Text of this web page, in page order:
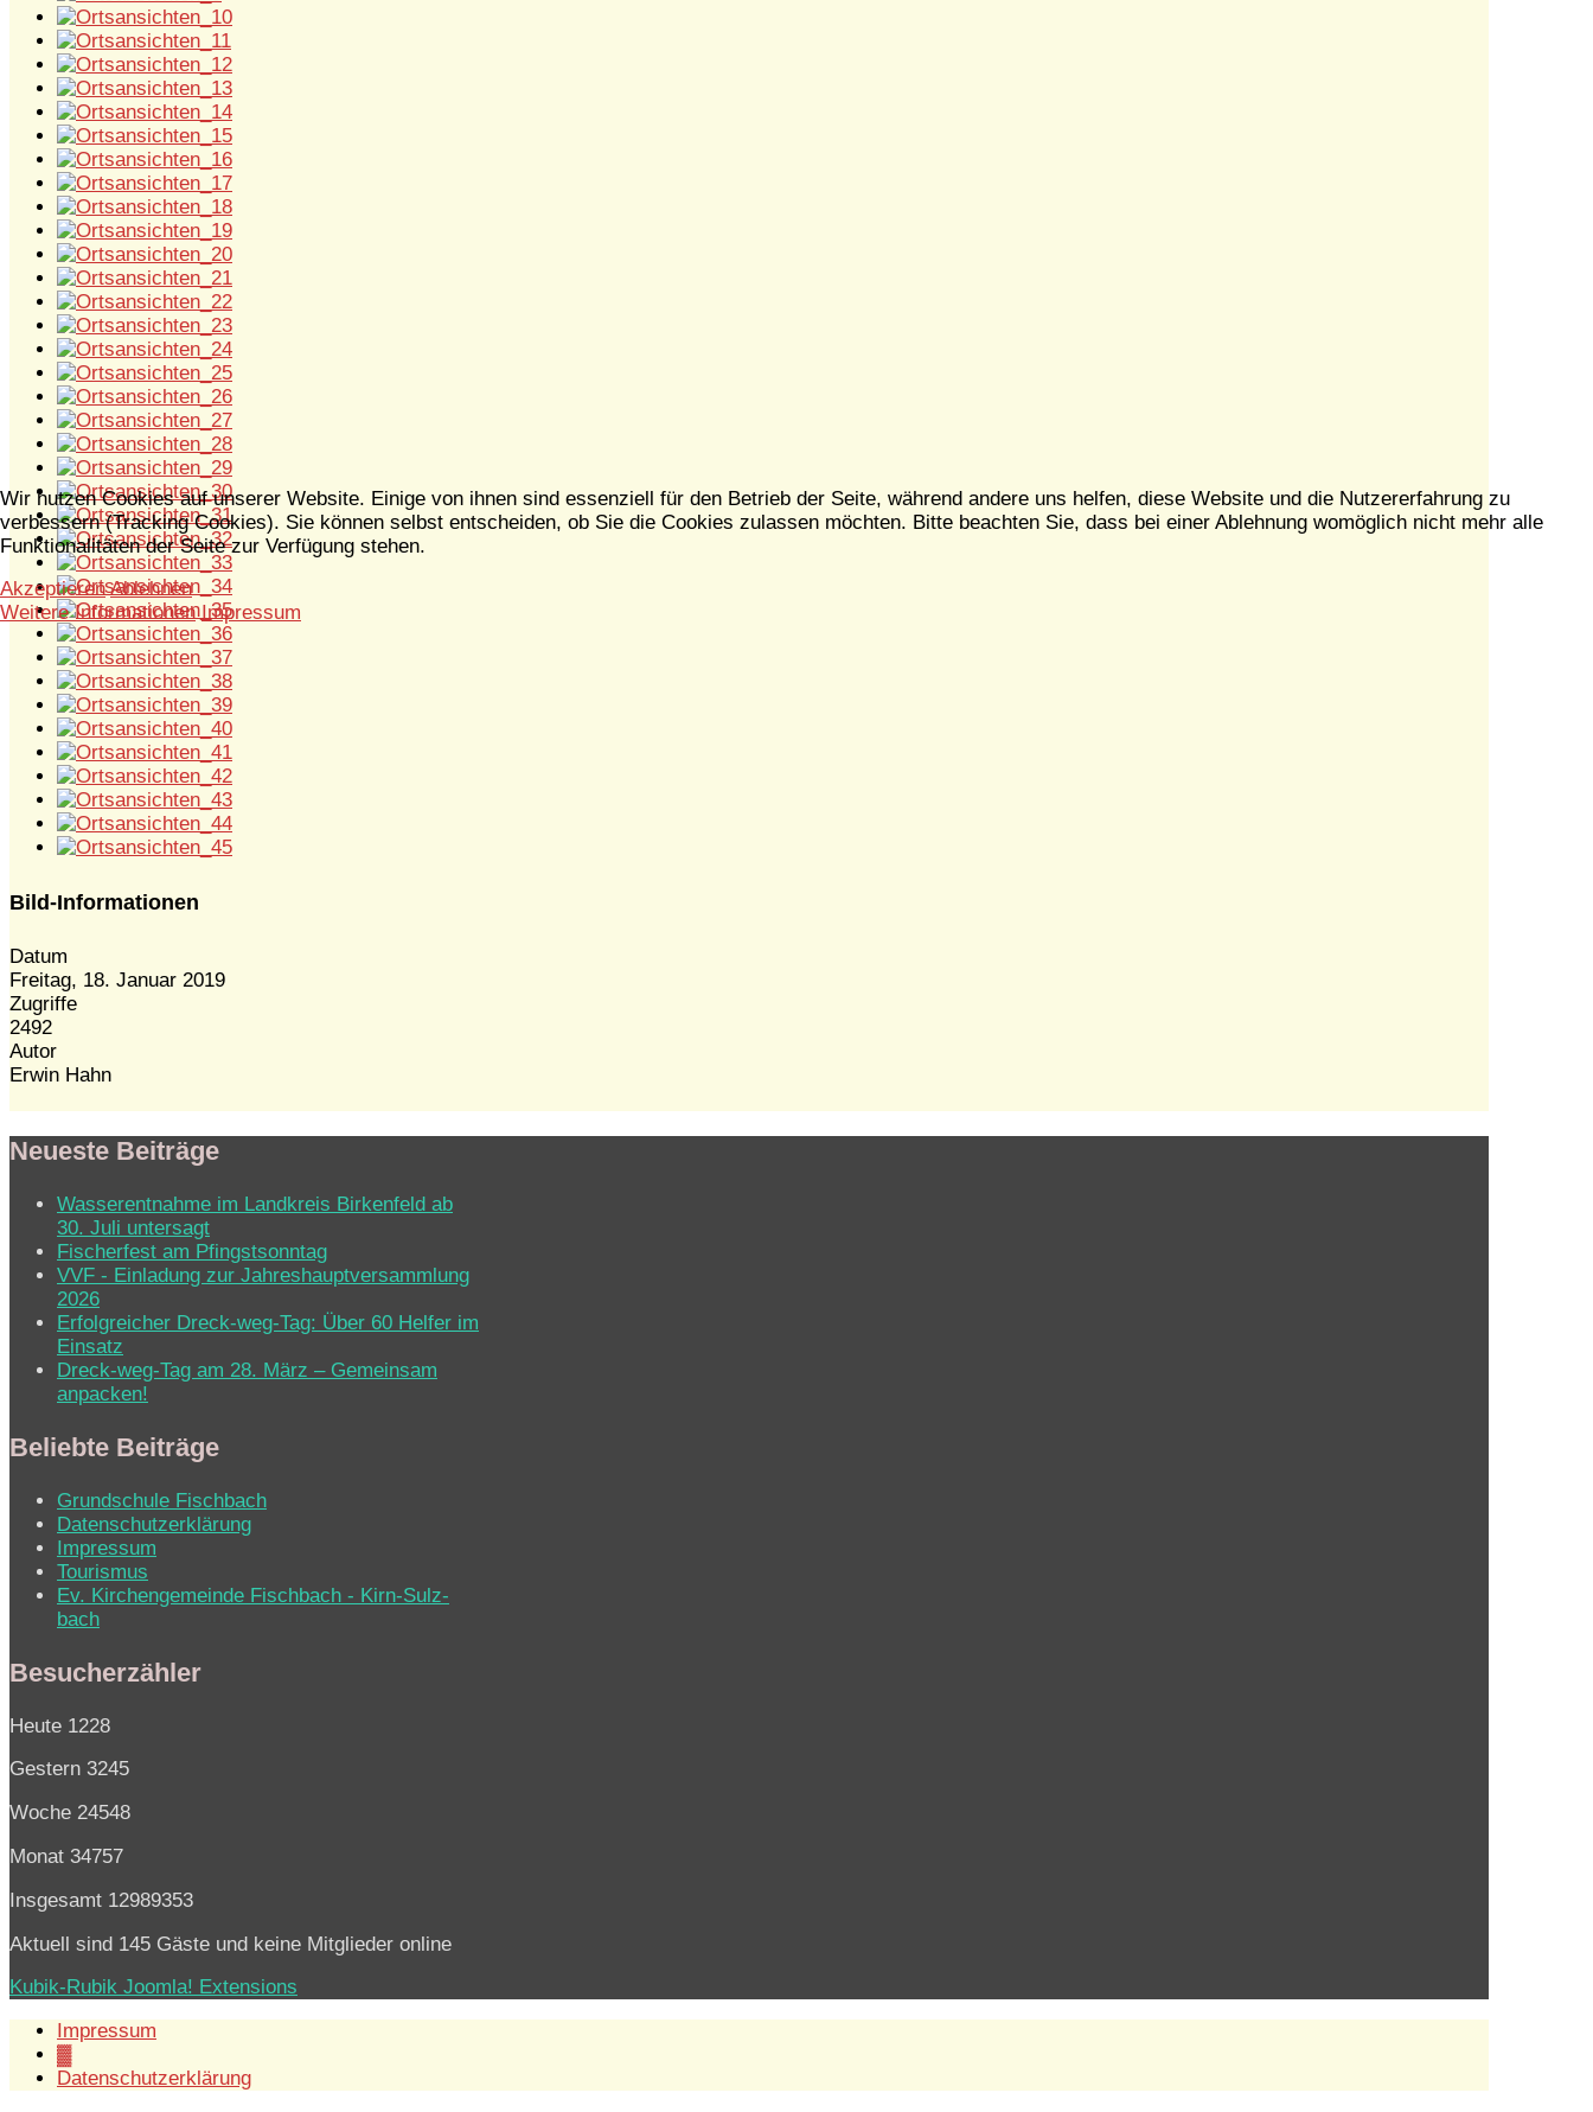
Bild-Informationen
Datum
Freitag, 18. Januar 2019
Zugriffe
2492
Autor
Erwin Hahn
Neueste Beiträge
Wasserentnahme im Landkreis Birkenfeld ab
30. Juli untersagt
Fischerfest am Pfingstsonntag
VVF - Einladung zur Jahreshauptversammlung
2026
Erfolgreicher Dreck-weg-Tag: Über 60 Helfer im
Einsatz
Dreck-weg-Tag am 28. März – Gemeinsam
anpacken!
Beliebte Beiträge
Grundschule Fischbach
Datenschutzerklärung
Impressum
Tourismus
Ev. Kirchen­ge­mein­de Fisch­bach - Kirn-Sulz­
bach
Besucherzähler
Heute 1228
Gestern 3245
Woche 24548
Monat 34757
Insgesamt 12989353
Aktuell sind 145 Gäste und keine Mitglieder online
Kubik-Rubik Joomla! Extensions
Impressum
▓
Datenschutzerklärung
Wir nutzen Cookies auf unserer Website. Einige von ihnen sind essenziell für den Betrieb der Seite, während andere uns helfen, diese Website und die Nutzererfahrung zu
verbessern (Tracking Cookies). Sie können selbst entscheiden, ob Sie die Cookies zulassen möchten. Bitte beachten Sie, dass bei einer Ablehnung womöglich nicht mehr alle
Funktionalitäten der Seite zur Verfügung stehen.
Akzeptieren Ablehnen
Weitere Informationen Impressum